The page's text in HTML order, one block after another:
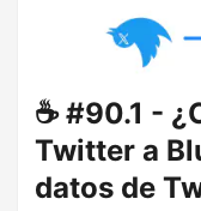
☕️ #90.1 -
Twitter a
datos de